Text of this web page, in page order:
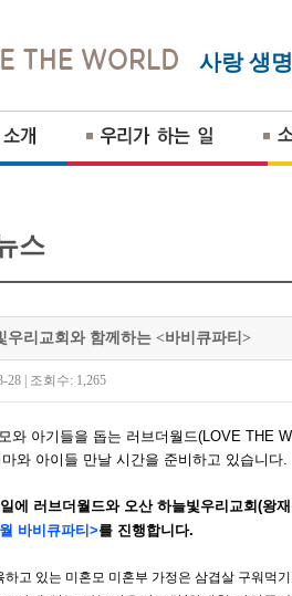
사랑 생
스
우리교회와 함께하는 <바비큐파티>
28 | 조회수: 1,265
와 아기들을 돕는 러브더월드(LOVE THE
와 아이들 만날 시간을 준비하고 있습니다.
에 러브더월드와 오산 하늘빛우리교회 (왕
월 바비큐파티 >를 진행합니다.
하고 있는 미혼모 미혼부 가정은 삼겹살 구워먹